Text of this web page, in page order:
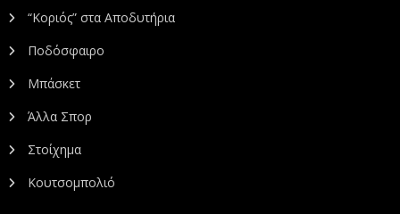
“Κοριός” στα Αποδυτήρια
Ποδόσφαιρο
Μπάσκετ
Άλλα Σπορ
Στοίχημα
Κουτσομπολιό